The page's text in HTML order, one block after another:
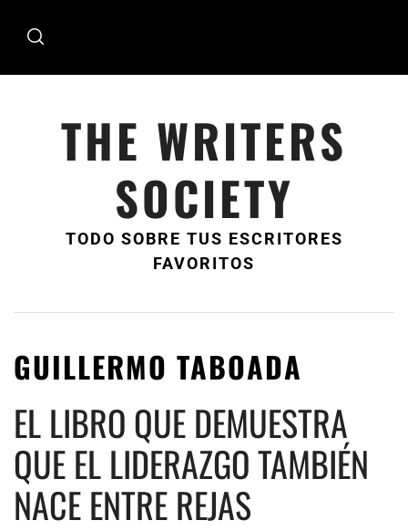
THE WRITERS
SOCIETY
TODO SOBRE TUS ESCRITORES
FAVORITOS
GUILLERMO TABOADA
EL LIBRO QUE DEMUESTRA
QUE EL LIDERAZGO TAMBIÉN
NACE ENTRE REJAS